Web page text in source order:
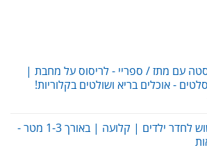
עם מתז / ספריי - לריסוס על מחבת |
- אוכלים בריא ושולטים בקלוריות!
כרית נחשוש לחדר ילדים | קלועה | באורך 1-3 מטר -